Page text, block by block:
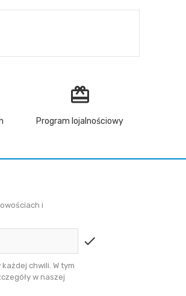
redeem
Program lojalnościowy
i
check
chwili. W tym
w naszej